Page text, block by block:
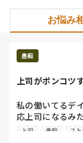
お悩み
愚痴
上司がポンコツ
私の働いてるデ
応上司になるみ
体験のデイの話
上司 愚痴 ス